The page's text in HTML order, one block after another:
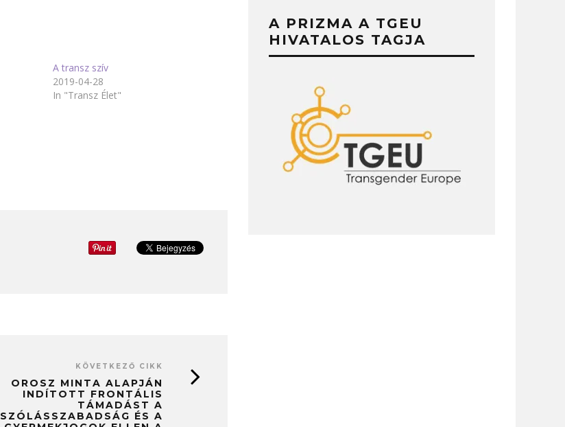
A transz szív
2019-04-28
In "Transz Élet"
KÖVETKEZŐ CIKK
OROSZ MINTA ALAPJÁN
INDÍTOTT FRONTÁLIS
TÁMADÁST A
SZÓLÁSSZABADSÁG ÉS A
A PRIZMA A TGEU
HIVATALOS TAGJA